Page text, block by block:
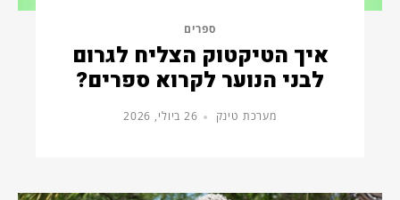
ספרים
איך הטיקטוק הצליח לגרום
לבני הנוער לקרוא ספרים?
מערכת טינק 26 ביולי, 2026